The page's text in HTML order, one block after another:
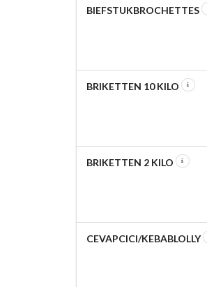
BIEFSTUKBROCHETTES
BRIKETTEN 10 KILO
BRIKETTEN 2 KILO
CEVAPCICI/KEBABLOLLY